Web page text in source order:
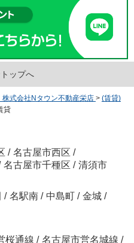
ップへ
式会社Nタウン不動産栄店 > (賃貸)
貸
/ 名古屋市西区 /
名古屋市千種区 / 清須市
/ 名駅南 / 中島町 / 金城 /
桜通線 / 名古屋市営名城線 /